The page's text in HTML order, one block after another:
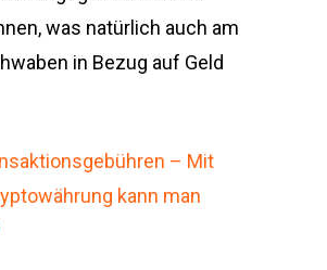
was natürlich auch am
in Bezug auf Geld
– Mit
kann man